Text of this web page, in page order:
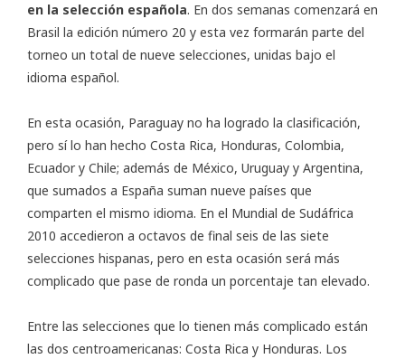
en la selección española. En dos semanas comenzará en
Brasil la edición número 20 y esta vez formarán parte del
torneo un total de nueve selecciones, unidas bajo el
idioma español.
En esta ocasión, Paraguay no ha logrado la clasificación,
pero sí lo han hecho Costa Rica, Honduras, Colombia,
Ecuador y Chile; además de México, Uruguay y Argentina,
que sumados a España suman nueve países que
comparten el mismo idioma. En el Mundial de Sudáfrica
2010 accedieron a octavos de final seis de las siete
selecciones hispanas, pero en esta ocasión será más
complicado que pase de ronda un porcentaje tan elevado.
Entre las selecciones que lo tienen más complicado están
las dos centroamericanas: Costa Rica y Honduras. Los